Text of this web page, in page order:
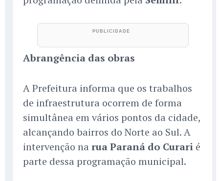
Abrangência das obras
A Prefeitura informa que os trabalhos
de infraestrutura ocorrem de forma
simultânea em vários pontos da cidade,
alcançando bairros do Norte ao Sul. A
intervenção na rua Paraná do Curari é
parte dessa programação municipal.